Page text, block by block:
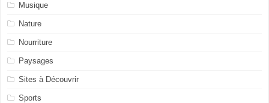
Musique
Nature
Nourriture
Paysages
Sites à Découvrir
Sports